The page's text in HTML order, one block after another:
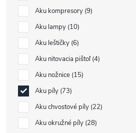
Aku kompresory 9
Aku lampy 10
Aku leštičky 6
Aku nitovacia pištoľ 4
Aku nožnice 15
Aku píly 73
Aku chvostové píly 22
Aku okružné píly 28